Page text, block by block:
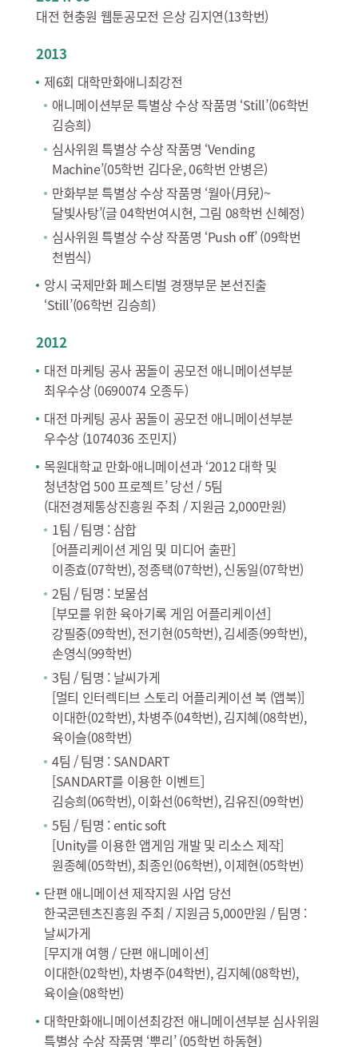
대전 현충원 웹툰공모전 은상 김지연(13학번)
2013
제6회 대학만화애니최강전
애니메이션부문 특별상 수상 작품명 ‘Still’(06학번
김승희)
심사위원 특별상 수상 작품명 ‘Vending
Machine’(05학번 김다운, 06학번 안병은)
만화부분 특별상 수상 작품명 ‘월아(月兒)~
달빛사탕’(글 04학번여시현, 그림 08학번 신혜정)
심사위원 특별상 수상 작품명 ‘Push off’ (09학번
천범식)
앙시 국제만화 페스티벌 경쟁부문 본선진출
‘Still’(06학번 김승희)
2012
대전 마케팅 공사 꿈돌이 공모전 애니메이션부분
최우수상 (0690074 오종두)
대전 마케팅 공사 꿈돌이 공모전 애니메이션부분
우수상 (1074036 조민지)
목원대학교 만화·애니메이션과 ‘2012 대학 및
청년창업 500 프로젝트’ 당선 / 5팀
(대전경제통상진흥원 주최 / 지원금 2,000만원)
1팀 / 팀명 : 삼합
[어플리케이션 게임 및 미디어 출판]
이종효(07학번), 정종택(07학번), 신동일(07학번)
2팀 / 팀명 : 보물섬
[부모를 위한 육아기록 게임 어플리케이션]
강필중(09학번), 전기현(05학번), 김세종(99학번),
손영식(99학번)
3팀 / 팀명 : 날씨가게
[멀티 인터렉티브 스토리 어플리케이션 북 (앱북)]
이대한(02학번), 차병주(04학번), 김지혜(08학번),
육이슬(08학번)
4팀 / 팀명 : SANDART
[SANDART를 이용한 이벤트]
김승희(06학번), 이화선(06학번), 김유진(09학번)
5팀 / 팀명 : entic soft
[Unity를 이용한 앱게임 개발 및 리소스 제작]
원종혜(05학번), 최종인(06학번), 이제현(05학번)
단편 애니메이션 제작지원 사업 당선
한국콘텐츠진흥원 주최 / 지원금 5,000만원 / 팀명 :
날씨가게
[무지개 여행 / 단편 애니메이션]
이대한(02학번), 차병주(04학번), 김지혜(08학번),
육이슬(08학번)
대학만화애니메이션최강전 애니메이션부분 심사위원
특별상 수상 작품명 ‘뿌리’ (05학번 하동현)